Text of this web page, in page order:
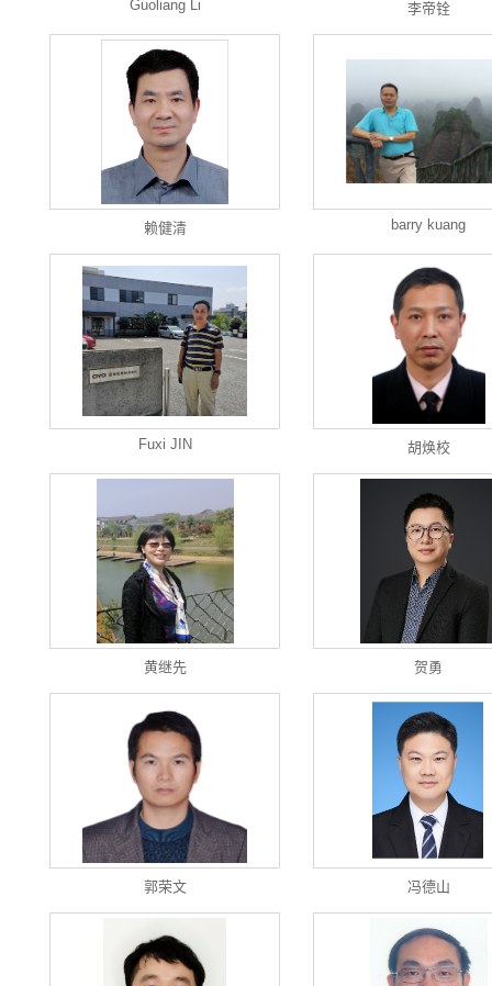
Guoliang Li 李帝铨
赖健清 barry kuang
Fuxi JIN 胡焕校
黄继先 贺勇
郭荣文 冯德山